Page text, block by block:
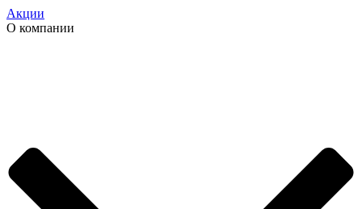
Акции
О компании